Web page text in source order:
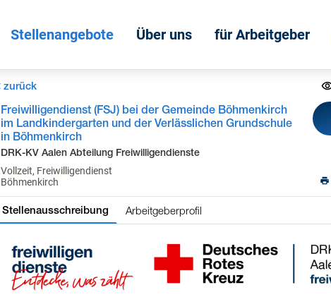
Stellenangebote Über uns für Arbeitgeber
zurück
Freiwilligendienst (FSJ) bei der Gemeinde Böhmenkirch
im Landkindergarten und der Verlässlichen Grundschule
in Böhmenkirch
DRK-KV Aalen Abteilung Freiwilligendienste
Vollzeit, Freiwilligendienst
Böhmenkirch
Stellenausschreibung Arbeitgeberprofil